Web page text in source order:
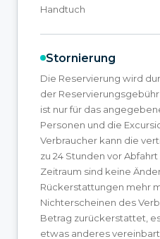
Handtuch
Stornierung
Die Reservierung wird
der
ist nur für das
Personen und die
Verbraucher kann die
zu 24 Stunden vor
Zeitraum sind keine
Rückerstattungen mehr
Nichterscheinen des
Betrag zurückerstattet,
etwas anderes